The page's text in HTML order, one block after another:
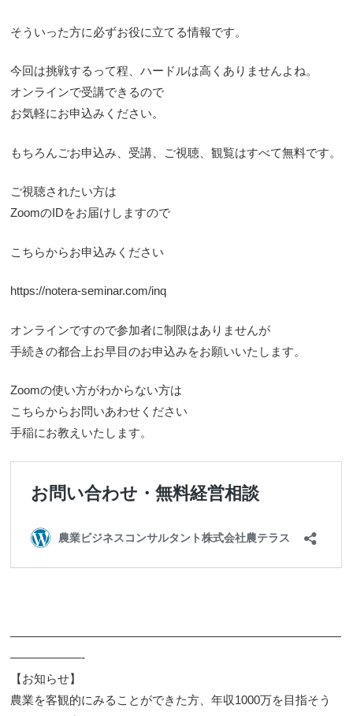
そういった方に必ずお役に立てる情報です。
今回は挑戦するって程、ハードルは高くありませんよね。
オンラインで受講できるので
お気軽にお申込みください。
もちろんごお申込み、受講、ご視聴、観覧はすべて無料です。
ご視聴されたい方は
ZoomのIDをお届けしますので
こちらからお申込みください
https://notera-seminar.com/inq
オンラインですので参加者に制限はありませんが
手続きの都合上お早目のお申込みをお願いいたします。
Zoomの使い方がわからない方は
こちらからお問いあわせください
手稲にお教えいたします。
————————————————————————————
——————-
【お知らせ】
農業を客観的にみることができた方、年収1000万を目指そう